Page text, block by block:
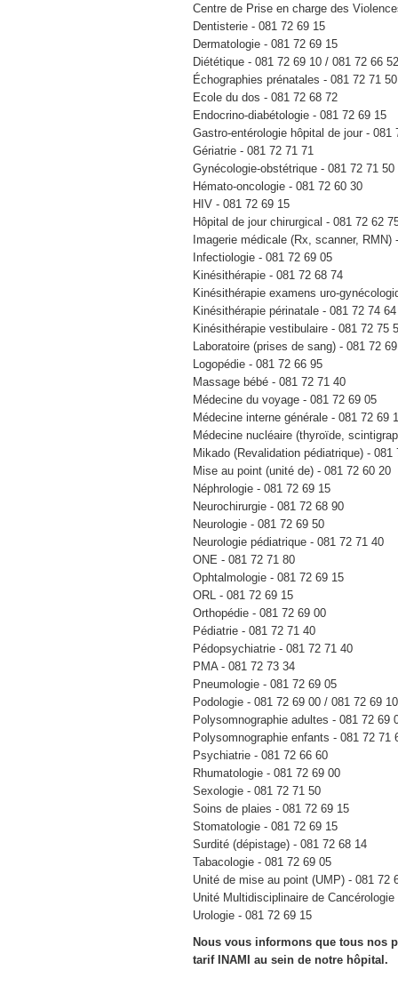
s'élève à 15€ et surtout de proposer la
Il vous est toujours possible de nous
un rendez-vous.Le numéro d’appel
11
Vous pouvez également le faire en
pour-namur
Centre de Prise en charge des
Dentisterie - 081 72 69 15
Dermatologie - 081 72 69 15
Diététique - 081 72 69 10 / 081 72 66
Échographies prénatales - 081 72 71 50
Ecole du dos - 081 72 68 72
Endocrino-diabétologie - 081 72 69 15
Gastro-entérologie hôpital de jour - 081
Gériatrie - 081 72 71 71
Gynécologie-obstétrique - 081 72 71 50
Hémato-oncologie - 081 72 60 30
HIV - 081 72 69 15
Hôpital de jour chirurgical - 081 72 62
Imagerie médicale (Rx, scanner, RMN)
Infectiologie - 081 72 69 05
Kinésithérapie - 081 72 68 74
Kinésithérapie examens uro-
Kinésithérapie périnatale - 081 72 74 64
Kinésithérapie vestibulaire - 081 72 75
Laboratoire (prises de sang) - 081 72
Logopédie - 081 72 66 95
Massage bébé - 081 72 71 40
Médecine du voyage - 081 72 69 05
Médecine interne générale - 081 72 69
Médecine nucléaire (thyroïde,
Mikado (Revalidation pédiatrique) - 081
Mise au point (unité de) - 081 72 60 20
Néphrologie - 081 72 69 15
Neurochirurgie - 081 72 68 90
Neurologie - 081 72 69 50
Neurologie pédiatrique - 081 72 71 40
ONE - 081 72 71 80
Ophtalmologie - 081 72 69 15
ORL - 081 72 69 15
Orthopédie - 081 72 69 00
Pédiatrie - 081 72 71 40
Pédopsychiatrie - 081 72 71 40
PMA - 081 72 73 34
Pneumologie - 081 72 69 05
Podologie - 081 72 69 00 / 081 72 69 10
Polysomnographie adultes - 081 72 69
Polysomnographie enfants - 081 72 71
Psychiatrie - 081 72 66 60
Rhumatologie - 081 72 69 00
Sexologie - 081 72 71 50
Soins de plaies - 081 72 69 15
Stomatologie - 081 72 69 15
Surdité (dépistage) - 081 72 68 14
Tabacologie - 081 72 69 05
Unité de mise au point (UMP) - 081 72
Unité Multidisciplinaire de
Urologie - 081 72 69 15
Nous vous informons que tous nos
tarif INAMI au sein de notre hôpital.